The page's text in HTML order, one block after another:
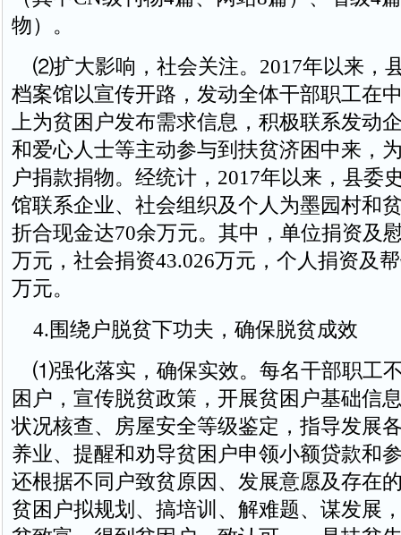
物）。
⑵扩大影响，社会关注。2017年以来，
档案馆以宣传开路，发动全体干部职工在
上为贫困户发布需求信息，积极联系发动
和爱心人士等主动参与到扶贫济困中来，
户捐款捐物。经统计，2017年以来，县委
馆联系企业、社会组织及个人为墨园村和
折合现金达70余万元。其中，单位捐资及
万元，社会捐资43.026万元，个人捐资及
万元。
4.围绕户脱贫下功夫，确保脱贫成效
⑴强化落实，确保实效。每名干部职工
困户，宣传脱贫政策，开展贫困户基础信
状况核查、房屋安全等级鉴定，指导发展
养业、提醒和劝导贫困户申领小额贷款和
还根据不同户致贫原因、发展意愿及存在
贫困户拟规划、搞培训、解难题、谋发展